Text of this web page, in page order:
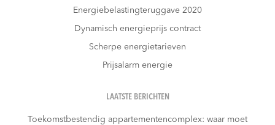
Energiebelastingteruggave 2020
Dynamisch energieprijs contract
Scherpe energietarieven
Prijsalarm energie
LAATSTE BERICHTEN
Toekomstbestendig appartementencomplex: waar moet